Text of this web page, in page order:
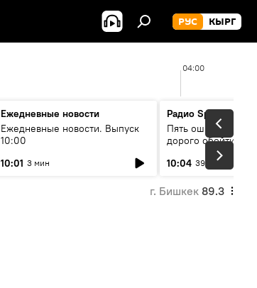
РУС КЫРГ
04:00
Ежедневные новости
Ежедневные новости. Выпуск
10:00
10:01 3 мин
Радио Sputnik
Пять ошибок
дорого обойтись
10:04 39 мин
г. Бишкек 89.3